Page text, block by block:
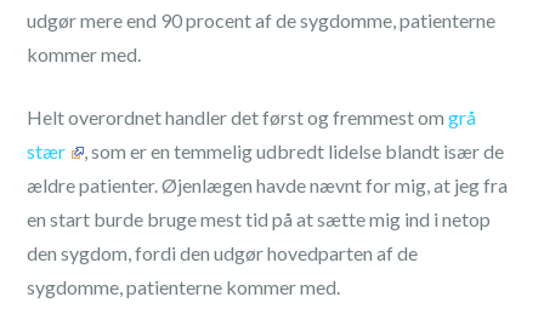
udgør mere end 90 procent af de sygdomme, patienterne
kommer med.
Helt overordnet handler det først og fremmest omgrå
stær
, som er en temmelig udbredt lidelse blandt især de
ældre patienter. Øjenlægen havde nævnt for mig, at jeg fra
en start burde bruge mest tid på at sætte mig ind i netop
den sygdom, fordi den udgør hovedparten af de
sygdomme, patienterne kommer med.